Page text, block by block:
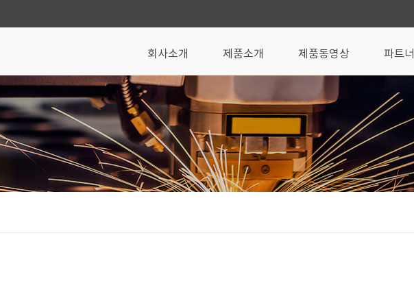
회사소개 제품소개 제품동영상 파트너